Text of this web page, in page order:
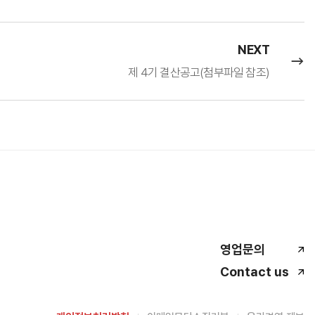
NEXT
제 4기 결산공고(첨부파일 참조)
영업문의
Contact us